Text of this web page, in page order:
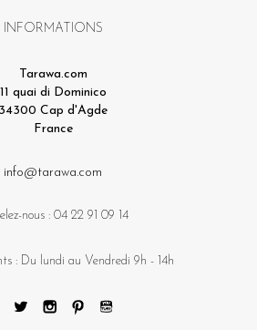
INFORMATIONS
Tarawa.com
11 quai di Dominico
34300 Cap d'Agde
France
info@tarawa.com
nous : 04 22 91 09 14
: Du lundi au Vendredi 9h - 14h